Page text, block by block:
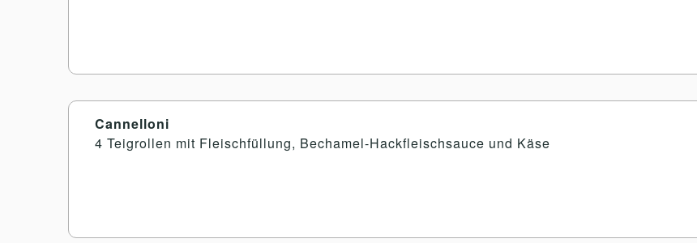
Cannelloni
4 Teigrollen mit Fleischfüllung, Bechamel-Hackfleischsauce und Käse